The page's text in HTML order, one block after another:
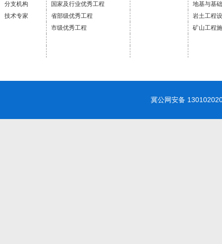
分支机构
国家及行业优秀工程
地基与基
技术专家
省部级优秀工程
岩土工程
市级优秀工程
矿山工程
冀公网安备